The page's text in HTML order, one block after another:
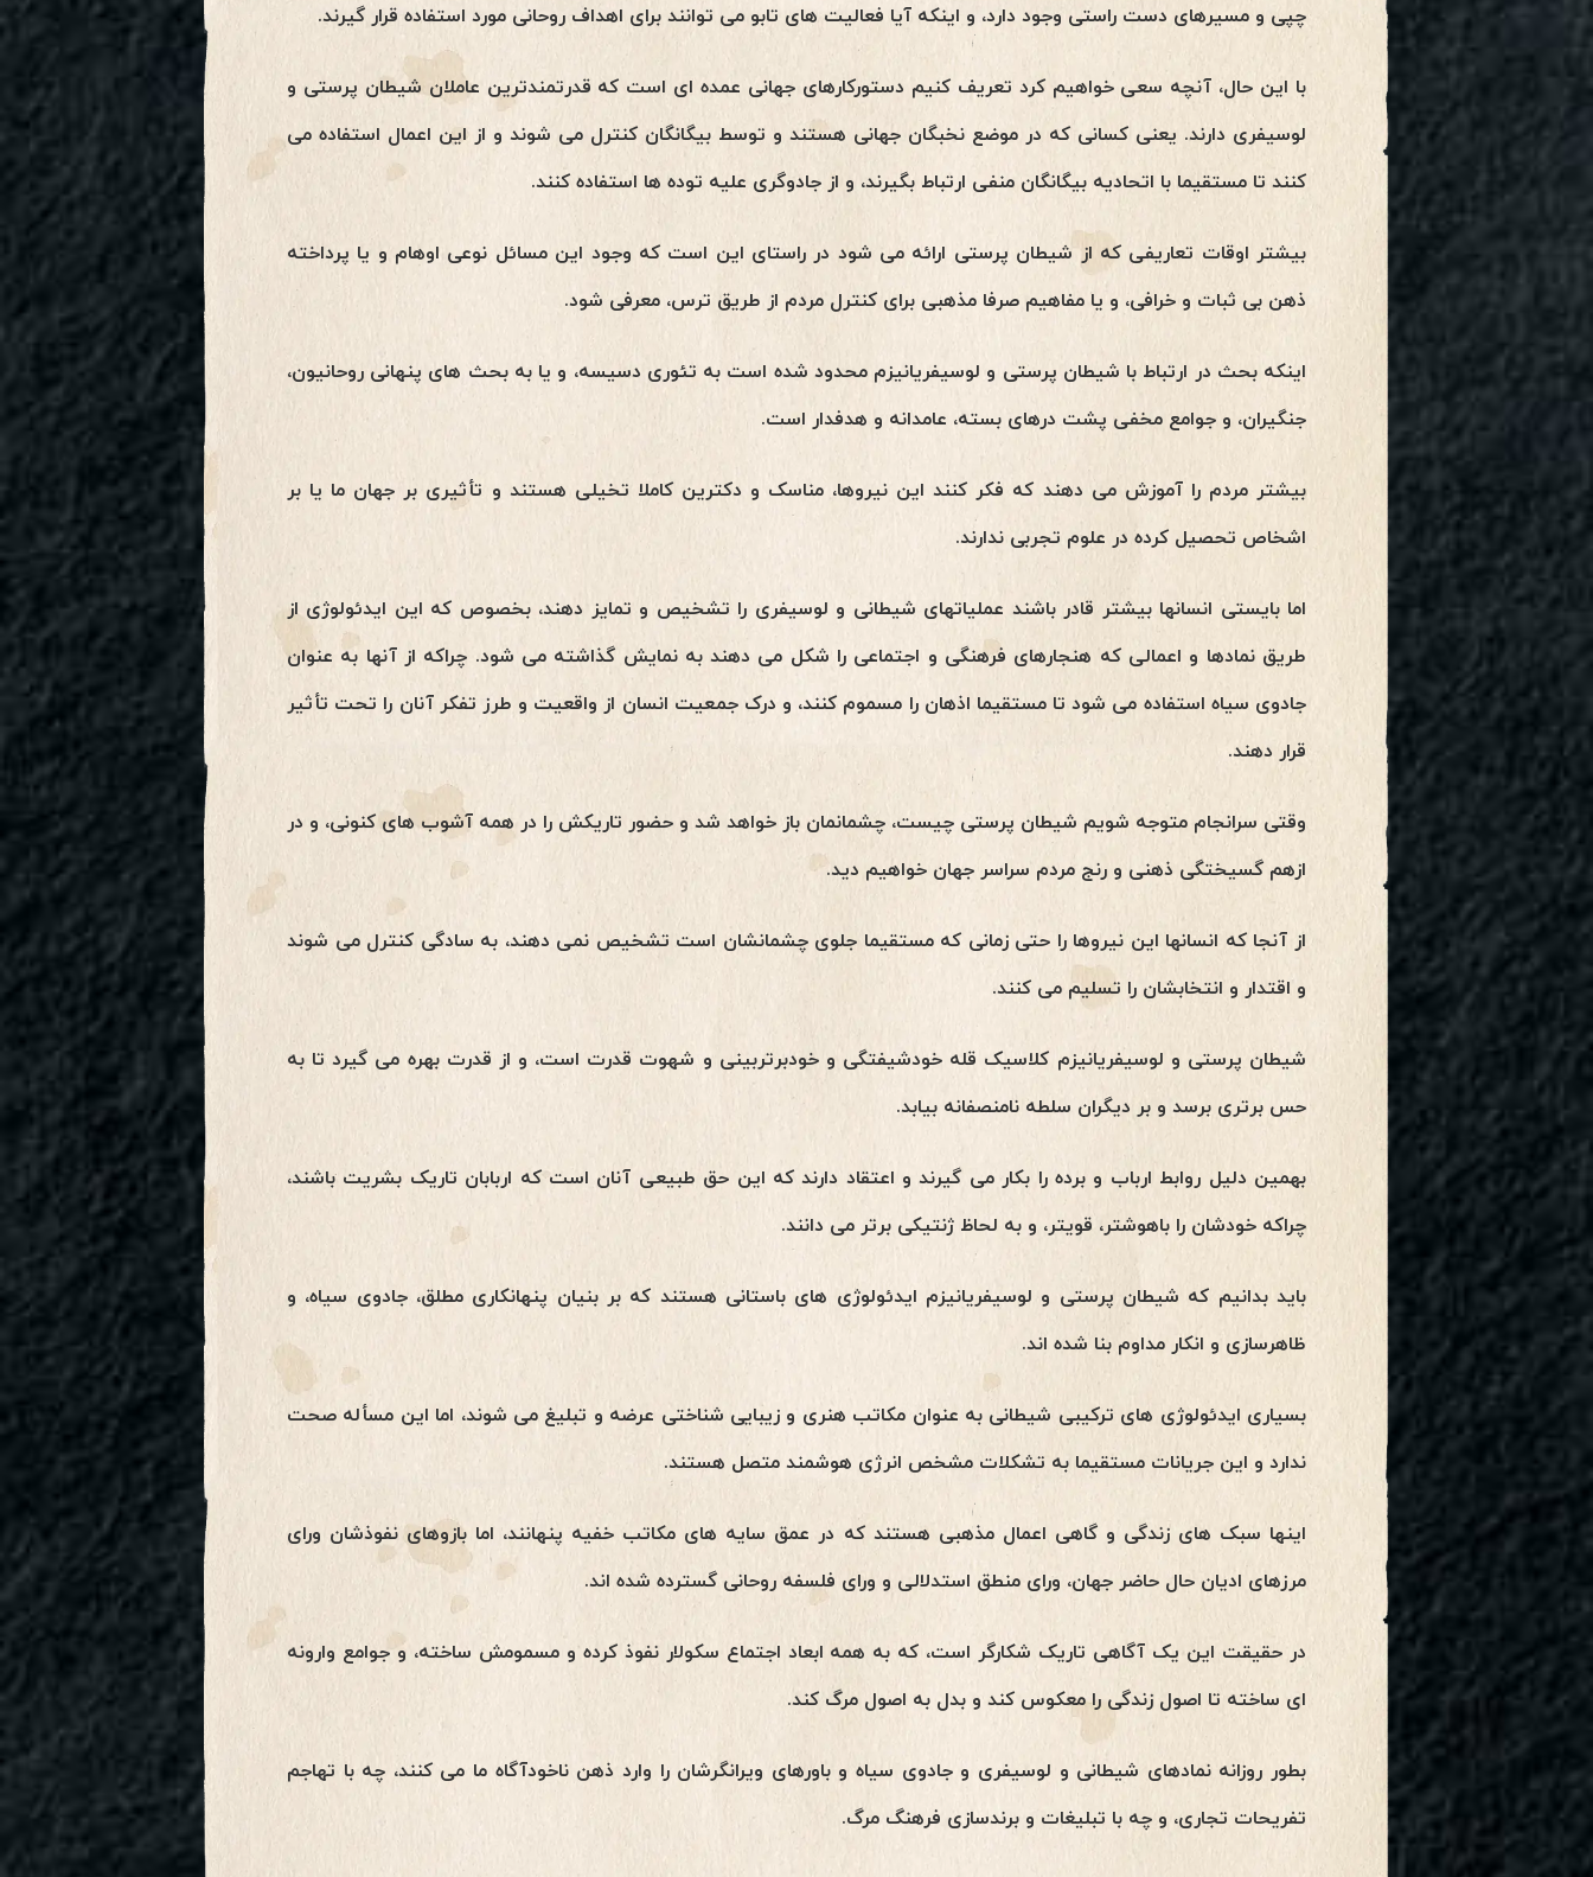
چپی و مسیرهای دست راستی وجود دارد، و اینکه آیا فعالیت های تابو می توانند برای اهداف روحانی مورد استفاده قرار گیرند.
با این حال، آنچه سعی خواهیم کرد تعریف کنیم دستورکارهای جهانی عمده ای است که قدرتمندترین عاملان شیطان پرستی و
لوسیفری دارند. یعنی کسانی که در موضع نخبگان جهانی هستند و توسط بیگانگان کنترل می شوند و از این اعمال استفاده می
کنند تا مستقیما با اتحادیه بیگانگان منفی ارتباط بگیرند، و از جادوگری علیه توده ها استفاده کنند.
بیشتر اوقات تعاریفی که از شیطان پرستی ارائه می شود در راستای این است که وجود این مسائل نوعی اوهام و یا پرداخته
ذهن بی ثبات و خرافی، و یا مفاهیم صرفا مذهبی برای کنترل مردم از طریق ترس، معرفی شود.
اینکه بحث در ارتباط با شیطان پرستی و لوسیفریانیزم محدود شده است به تئوری دسیسه، و یا به بحث های پنهانی روحانیون،
جنگیران، و جوامع مخفی پشت درهای بسته، عامدانه و هدفدار است.
بیشتر مردم را آموزش می دهند که فکر کنند این نیروها، مناسک و دکترین کاملا تخیلی هستند و تأثیری بر جهان ما یا بر
اشخاص تحصیل کرده در علوم تجربی ندارند.
اما بایستی انسانها بیشتر قادر باشند عملیاتهای شیطانی و لوسیفری را تشخیص و تمایز دهند، بخصوص که این ایدئولوژی از
طریق نمادها و اعمالی که هنجارهای فرهنگی و اجتماعی را شکل می دهند به نمایش گذاشته می شود. چراکه از آنها به عنوان
جادوی سیاه استفاده می شود تا مستقیما اذهان را مسموم کنند، و درک جمعیت انسان از واقعیت و طرز تفکر آنان را تحت تأثیر
قرار دهند.
وقتی سرانجام متوجه شویم شیطان پرستی چیست، چشمانمان باز خواهد شد و حضور تاریکش را در همه آشوب های کنونی، و در
ازهم گسیختگی ذهنی و رنج مردم سراسر جهان خواهیم دید.
از آنجا که انسانها این نیروها را حتی زمانی که مستقیما جلوی چشمانشان است تشخیص نمی دهند، به سادگی کنترل می شوند
و اقتدار و انتخابشان را تسلیم می کنند.
شیطان پرستی و لوسیفریانیزم کلاسیک قله خودشیفتگی و خودبرتربینی و شهوت قدرت است، و از قدرت بهره می گیرد تا به
حس برتری برسد و بر دیگران سلطه نامنصفانه بیابد.
بهمین دلیل روابط ارباب و برده را بکار می گیرند و اعتقاد دارند که این حق طبیعی آنان است که اربابان تاریک بشریت باشند،
چراکه خودشان را باهوشتر، قویتر، و به لحاظ ژنتیکی برتر می دانند.
باید بدانیم که شیطان پرستی و لوسیفریانیزم ایدئولوژی های باستانی هستند که بر بنیان پنهانکاری مطلق، جادوی سیاه، و
ظاهرسازی و انکار مداوم بنا شده اند.
بسیاری ایدئولوژی های ترکیبی شیطانی به عنوان مکاتب هنری و زیبایی شناختی عرضه و تبلیغ می شوند، اما این مسأله صحت
ندارد و این جریانات مستقیما به تشکلات مشخص انرژی هوشمند متصل هستند.
اینها سبک های زندگی و گاهی اعمال مذهبی هستند که در عمق سایه های مکاتب خفیه پنهانند، اما بازوهای نفوذشان ورای
مرزهای ادیان حال حاضر جهان، ورای منطق استدلالی و ورای فلسفه روحانی گسترده شده اند.
در حقیقت این یک آگاهی تاریک شکارگر است، که به همه ابعاد اجتماع سکولار نفوذ کرده و مسمومش ساخته، و جوامع وارونه
ای ساخته تا اصول زندگی را معکوس کند و بدل به اصول مرگ کند.
بطور روزانه نمادهای شیطانی و لوسیفری و جادوی سیاه و باورهای ویرانگرشان را وارد ذهن ناخودآگاه ما می کنند، چه با تهاجم
تفریحات تجاری، و چه با تبلیغات و برندسازی فرهنگ مرگ.